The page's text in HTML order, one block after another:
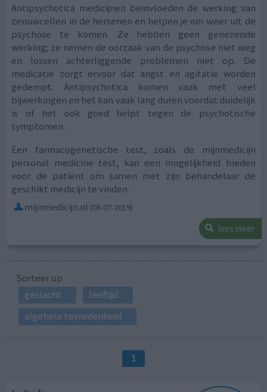
Antipsychotica medicijnen beïnvloeden de werking van
zenuwcellen in de hersenen en helpen je om weer uit de
psychose te komen. Ze hebben geen genezende
werking; ze nemen de oorzaak van de psychose niet weg
en lossen achterliggende problemen niet op. De
medicatie zorgt ervoor dat angst en agitatie worden
gedempt. Antipsychotica komen vaak met veel
bijwerkingen en het kan vaak lang duren voordat duidelijk
is of het ook goed helpt tegen de psychotische
symptomen.
Een farmacogenetische test, zoals de mijnmedicijn
personal medicine test, kan een mogelijkheid bieden
voor de patiënt om samen met zijn behandelaar de
geschikt medicijn te vinden.
mijnmedicijn.nl (08-07-2019)
lees meer
Sorteer op
geslacht
leeftijd
algehele tevredenheid
1